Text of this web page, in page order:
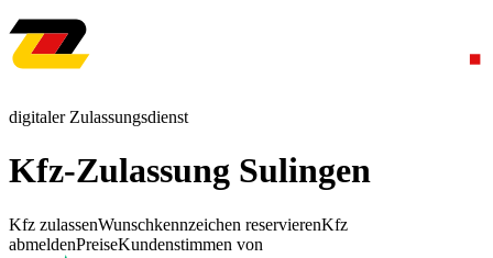
digitaler Zulassungsdienst
Kfz-Zulassung Sulingen
Kfz zulassenWunschkennzeichen reservierenKfz
abmeldenPreiseKundenstimmen von